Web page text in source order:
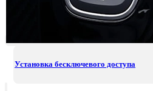
Установка бесключевого доступа